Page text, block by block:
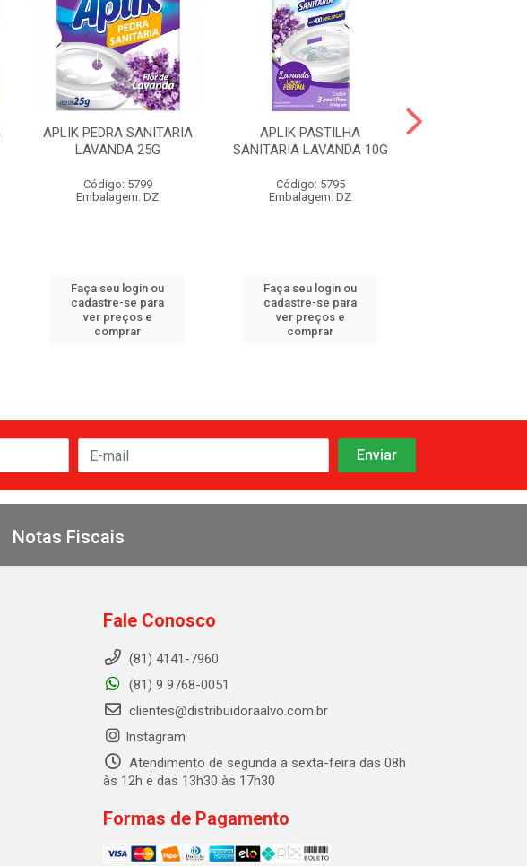
APLIK PEDRA SANITARIA
LAVANDA 25G
Código: 5799
Embalagem: DZ
Faça seu login ou
cadastre-se para
ver preços e
comprar
APLIK PASTILHA
SANITARIA LAVANDA 10G
Código: 5795
Embalagem: DZ
Faça seu login ou
cadastre-se para
ver preços e
comprar
Notas Fiscais
Fale Conosco
(81) 4141-7960
(81) 9 9768-0051
clientes@distribuidoraalvo.com.br
Instagram
Atendimento de segunda a sexta-feira das 08h
às 12h e das 13h30 às 17h30
Formas de Pagamento